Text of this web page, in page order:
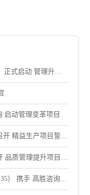
正式启动 管理升级&
启动管理变革项目
精益生产项目誓师
品质管理提升项目启
） 携手 高胜咨询｜